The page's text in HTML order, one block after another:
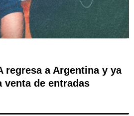
regresa a Argentina y ya
venta de entradas